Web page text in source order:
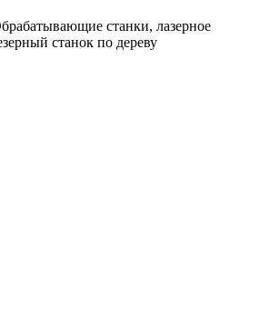
станки, лазерное
станок по дереву